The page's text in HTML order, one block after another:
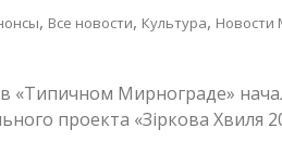
, Все новости, Культура, Новости
«Типичном Мирнограде»
проекта «Зіркова Хвиля